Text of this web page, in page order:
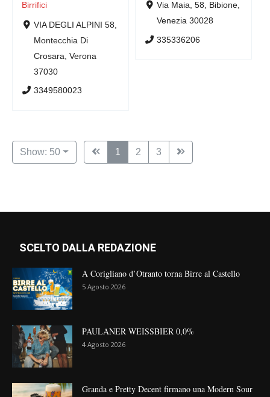
Birrifici
VIA DEGLI ALPINI 58,
Montecchia Di
Crosara, Verona
37030
3349580023
Via Maia, 58, Bibione,
Venezia 30028
335336206
Show: 50 1 2 3
SCELTO DALLA REDAZIONE
A Corigliano d’Otranto torna Birre al Castello
5 Agosto 2026
PAULANER WEISSBIER 0,0%
4 Agosto 2026
Granda e Pretty Decent firmano una Modern Sour